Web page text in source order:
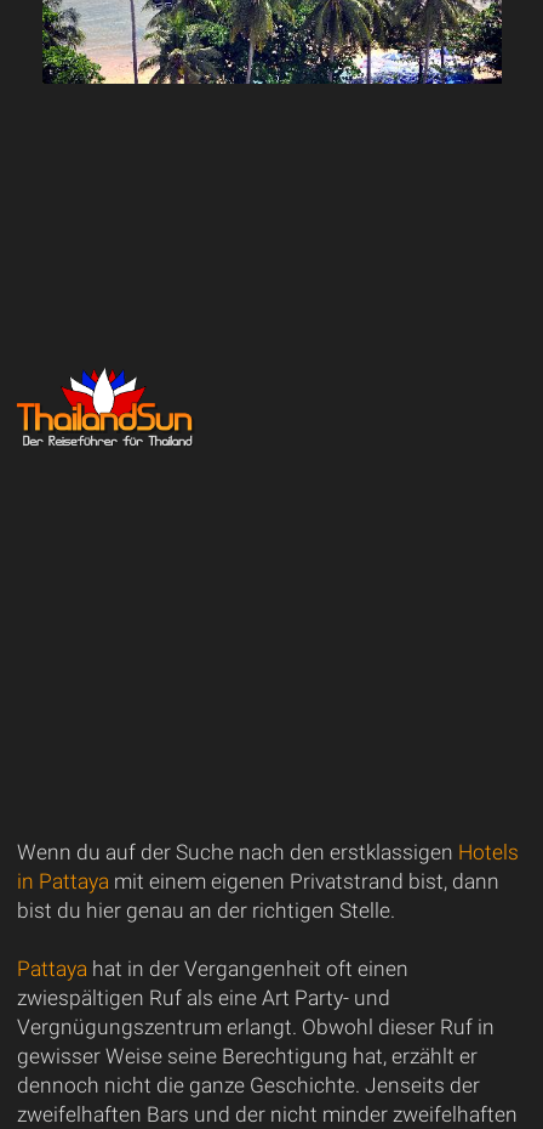
Wenn du auf der Suche nach den erstklassigen Hotels
in Pattaya mit einem eigenen Privatstrand bist, dann
bist du hier genau an der richtigen Stelle.
Pattaya hat in der Vergangenheit oft einen
zwiespältigen Ruf als eine Art Party- und
Vergnügungszentrum erlangt. Obwohl dieser Ruf in
gewisser Weise seine Berechtigung hat, erzählt er
dennoch nicht die ganze Geschichte. Jenseits der
zweifelhaften Bars und der nicht minder zweifelhaften